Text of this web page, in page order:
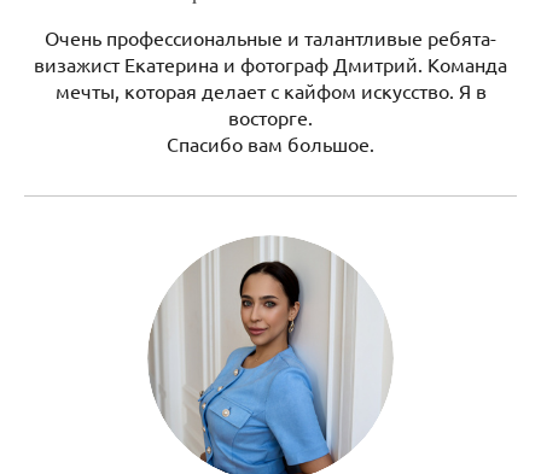
Очень профессиональные и талантливые ребята-
визажист Екатерина и фотограф Дмитрий. Команда
мечты, которая делает с кайфом искусство. Я в
восторге.
Спасибо вам большое.